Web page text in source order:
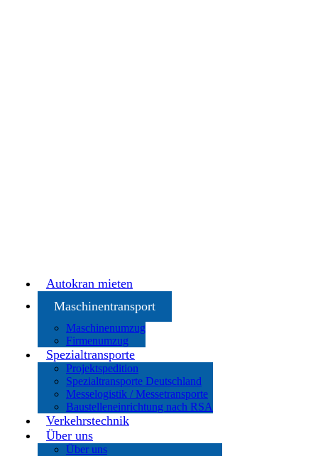
Autokran mieten
Maschinentransport
Maschinenumzug
Firmenumzug
Spezialtransporte
Projektspedition
Spezialtransporte Deutschland
Messelogistik / Messetransporte
Baustelleneinrichtung nach RSA
Verkehrstechnik
Über uns
Über uns